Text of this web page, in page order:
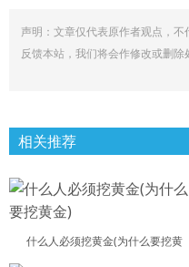
声明：文章仅代表原作者观点，
反馈本站，我们将会作修改或删除
相关推荐
什么人必须挖黄金(为什么要挖黄